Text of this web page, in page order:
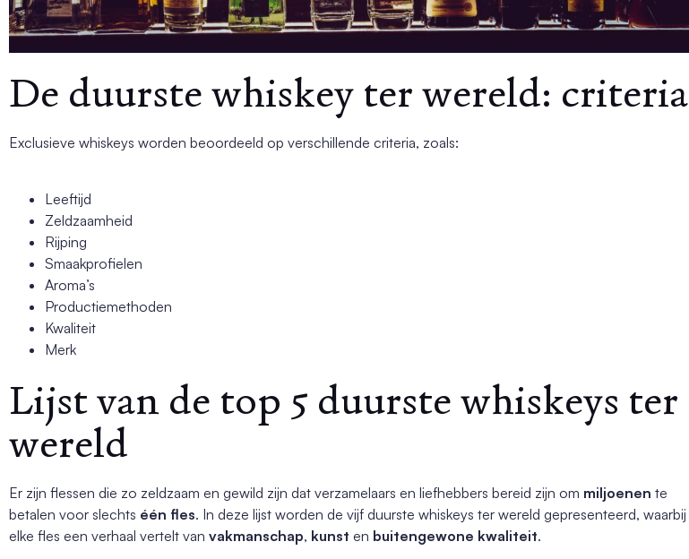
De duurste whiskey ter wereld: criteria
Exclusieve whiskeys worden beoordeeld op verschillende criteria, zoals:
Leeftijd
Zeldzaamheid
Rijping
Smaakprofielen
Aroma’s
Productiemethoden
Kwaliteit
Merk
Lijst van de top 5 duurste whiskeys ter
wereld
Er zijn flessen die zo zeldzaam en gewild zijn dat verzamelaars en liefhebbers bereid zijn om miljoenen te
betalen voor slechts één fles. In deze lijst worden de vijf duurste whiskeys ter wereld gepresenteerd, waarbij
elke fles een verhaal vertelt van vakmanschap, kunst en buitengewone kwaliteit.